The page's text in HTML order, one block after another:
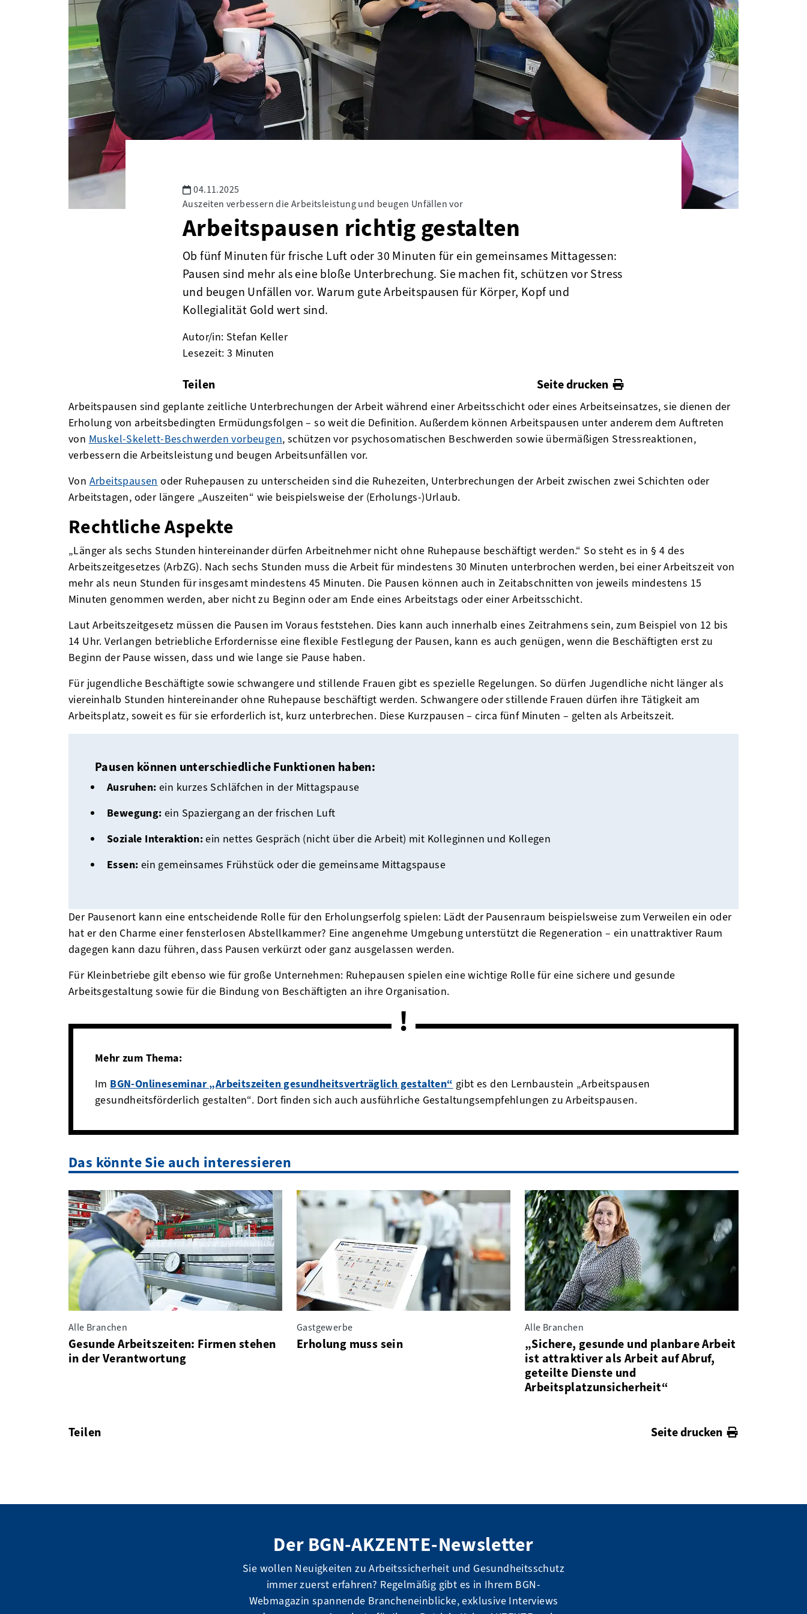
04.11.2025
Auszeiten verbessern die Arbeitsleistung und beugen Unfällen vor
Arbeitspausen richtig gestalten
Ob fünf Minuten für frische Luft oder 30 Minuten für ein gemeinsames Mittagessen:
Pausen sind mehr als eine bloße Unterbrechung. Sie machen fit, schützen vor Stress
und beugen Unfällen vor. Warum gute Arbeitspausen für Körper, Kopf und
Kollegialität Gold wert sind.
Autor/in: Stefan Keller
Lesezeit: 3 Minuten
Teilen
facebook
twitterlinkedin
Seite drucken
Arbeitspausen sind geplante zeitliche Unterbrechungen der Arbeit während einer Arbeitsschicht oder eines Arbeitseinsatzes, sie dienen der
Erholung von arbeitsbedingten Ermüdungsfolgen – so weit die Definition. Außerdem können Arbeitspausen unter anderem dem Auftreten
von Muskel-Skelett-Beschwerden vorbeugen, schützen vor psychosomatischen Beschwerden sowie übermäßigen Stressreaktionen,
verbessern die Arbeitsleistung und beugen Arbeitsunfällen vor.
Von Arbeitspausen oder Ruhepausen zu unterscheiden sind die Ruhezeiten, Unterbrechungen der Arbeit zwischen zwei Schichten oder
Arbeitstagen, oder längere „Auszeiten“ wie beispielsweise der (Erholungs-)Urlaub.
Rechtliche Aspekte
„Länger als sechs Stunden hintereinander dürfen Arbeitnehmer nicht ohne Ruhepause beschäftigt werden.“ So steht es in § 4 des
Arbeitszeitgesetzes (ArbZG). Nach sechs Stunden muss die Arbeit für mindestens 30 Minuten unterbrochen werden, bei einer Arbeitszeit von
mehr als neun Stunden für insgesamt mindestens 45 Minuten. Die Pausen können auch in Zeitabschnitten von jeweils mindestens 15
Minuten genommen werden, aber nicht zu Beginn oder am Ende eines Arbeitstags oder einer Arbeitsschicht.
Laut Arbeitszeitgesetz müssen die Pausen im Voraus feststehen. Dies kann auch innerhalb eines Zeitrahmens sein, zum Beispiel von 12 bis
14 Uhr. Verlangen betriebliche Erfordernisse eine flexible Festlegung der Pausen, kann es auch genügen, wenn die Beschäftigten erst zu
Beginn der Pause wissen, dass und wie lange sie Pause haben.
Für jugendliche Beschäftigte sowie schwangere und stillende Frauen gibt es spezielle Regelungen. So dürfen Jugendliche nicht länger als
viereinhalb Stunden hintereinander ohne Ruhepause beschäftigt werden. Schwangere oder stillende Frauen dürfen ihre Tätigkeit am
Arbeitsplatz, soweit es für sie erforderlich ist, kurz unterbrechen. Diese Kurzpausen – circa fünf Minuten – gelten als Arbeitszeit.
Pausen können unterschiedliche Funktionen haben:
Ausruhen: ein kurzes Schläfchen in der Mittagspause
Bewegung: ein Spaziergang an der frischen Luft
Soziale Interaktion:ein nettes Gespräch (nicht über die Arbeit) mit Kolleginnen und Kollegen
Essen: ein gemeinsames Frühstück oder die gemeinsame Mittagspause
Der Pausenort kann eine entscheidende Rolle für den Erholungserfolg spielen: Lädt der Pausenraum beispielsweise zum Verweilen ein oder
hat er den Charme einer fensterlosen Abstellkammer? Eine angenehme Umgebung unterstützt die Regeneration – ein unattraktiver Raum
dagegen kann dazu führen, dass Pausen verkürzt oder ganz ausgelassen werden.
Für Kleinbetriebe gilt ebenso wie für große Unternehmen: Ruhepausen spielen eine wichtige Rolle für eine sichere und gesunde
Arbeitsgestaltung sowie für die Bindung von Beschäftigten an ihre Organisation.
Mehr zum Thema:
Im BGN-Onlineseminar „Arbeitszeiten gesundheitsverträglich gestalten“ gibt es den Lernbaustein „Arbeitspausen
gesundheitsförderlich gestalten“. Dort finden sich auch ausführliche Gestaltungsempfehlungen zu Arbeitspausen.
Das könnte Sie auch interessieren
Alle Branchen
Gesunde Arbeitszeiten: Firmen stehen
in der Verantwortung
Gastgewerbe
Erholung muss sein
Alle Branchen
„Sichere, gesunde und planbare Arbeit
ist attraktiver als Arbeit auf Abruf,
geteilte Dienste und
Arbeitsplatzunsicherheit“
Teilen Seite drucken
Der BGN-AKZENTE-Newsletter
Sie wollen Neuigkeiten zu Arbeitssicherheit und Gesundheitsschutz
immer zuerst erfahren? Regelmäßig gibt es in Ihrem BGN-
Webmagazin spannende Brancheneinblicke, exklusive Interviews